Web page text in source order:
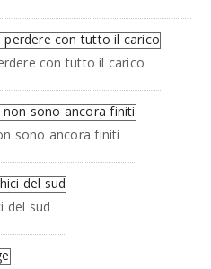
con tutto il carico
sono ancora finiti
del sud